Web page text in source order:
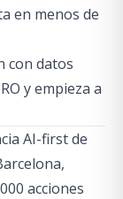
en menos de
con datos
y empieza a
AI-first de
acciones